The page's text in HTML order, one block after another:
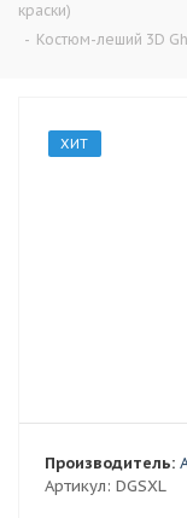
краски)
- Костюм-леший 3D
ХИТ
Артикул: DGSXL
Производитель: